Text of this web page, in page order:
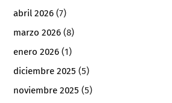
abril 2026 (7)
marzo 2026 (8)
enero 2026 (1)
diciembre 2025 (5)
noviembre 2025 (5)